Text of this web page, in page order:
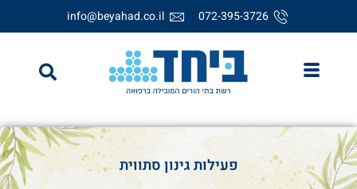
072-395-3726
info@beyahad.co.il
פעילות גינון סתווית